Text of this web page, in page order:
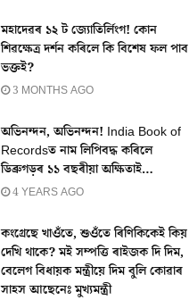
মহাদেৱৰ ১২ ট জ্যোতিৰ্লিংগ! কোন
শিৱক্ষেত্ৰ দৰ্শন কৰিলে কি বিশেষ ফল পাব
ভক্তই?
3 MONTHS AGO
অভিনন্দন, অভিনন্দন! India Book of
Recordsত নাম লিপিবদ্ধ কৰিলে
ডিব্ৰুগড়ৰ ১১ বছৰীয়া অক্ষিতাই…
4 YEARS AGO
কংগ্ৰেছে খাওঁতে, শুওঁতে ৰিণিকিকেই কিয়
দেখি থাকে? মই সম্পত্তি ৰাইজক দি দিম,
বেলেগ বিধায়ক মন্ত্ৰীয়ে দিম বুলি কোৱাৰ
সাহস আছেনেঃ মুখ্যমন্ত্ৰী